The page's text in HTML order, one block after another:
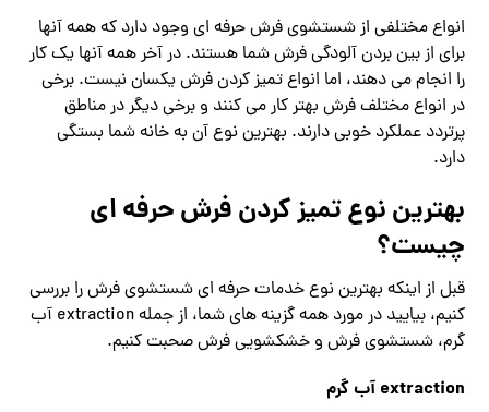
انواع مختلفی از شستشوی فرش حرفه ای وجود دارد که همه آنها
برای از بین بردن آلودگی فرش شما هستند. در آخر همه آنها یک کار
را انجام می دهند، اما انواع تمیز کردن فرش یکسان نیست. برخی
در انواع مختلف فرش بهتر کار می کنند و برخی دیگر در مناطق
پرتردد عملکرد خوبی دارند. بهترین نوع آن به خانه شما بستگی
دارد.
بهترین نوع تمیز کردن فرش حرفه ای
چیست؟
قبل از اینکه بهترین نوع خدمات حرفه ای شستشوی فرش را بررسی
کنیم، بیایید در مورد همه گزینه های شما، از جمله extraction آب
گرم، شستشوی فرش و خشکشویی فرش صحبت کنیم.
extraction آب گرم